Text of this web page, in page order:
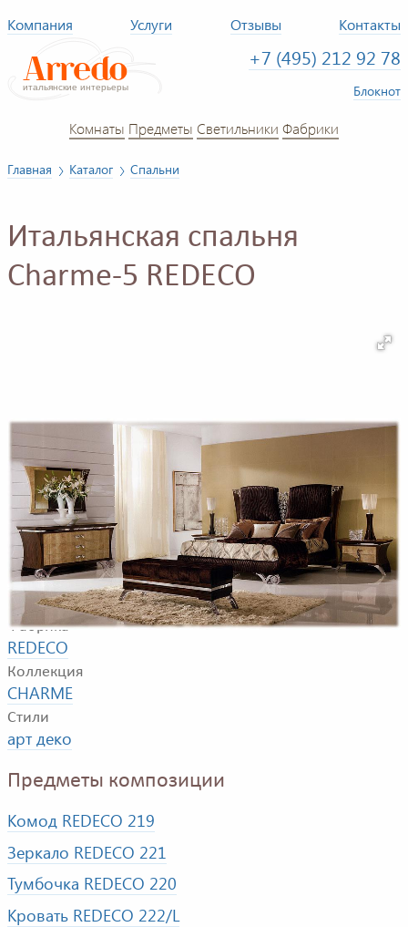
Компания Услуги Отзывы Контакты
+7 (495) 212 92 78
Блокнот
Комнаты Предметы Светильники Фабрики
Главная Каталог Спальни
Итальянская спальня
Charme-5 REDECO
Пример композиции для спальни. В композицию
входят кровать, тумбочка, комод, зеркало, пуф,
настольная лампа
Фабрика
REDECO
Коллекция
CHARME
Стили
арт деко
Предметы композиции
Комод REDECO 219
Зеркало REDECO 221
Тумбочка REDECO 220
Кровать REDECO 222/L